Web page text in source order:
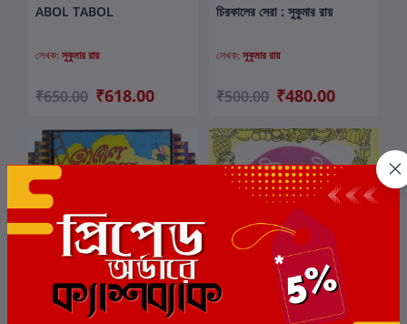
কার্টে যোগ করুন
ABOL TABOL
লেখক: সুকুমার রায়
₹650.00 ₹618.00
কার্টে যোগ করুন
চিরকালের সেরা : সুকুমার রায়
লেখক: সুকুমার রায়
₹500.00 ₹480.00
কার্টে যোগ করুন
আবোল তাবোল কার্টে যোগ করুন
খাই খাই